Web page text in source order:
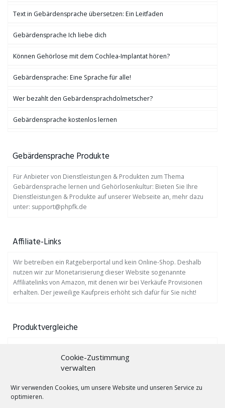
Cookie-Zustimmung
verwalten
Wir verwenden Cookies, um unsere Website und unseren Service zu
optimieren.
Text in Gebärdensprache übersetzen: Ein Leitfaden
Gebärdensprache Ich liebe dich
Können Gehörlose mit dem Cochlea-Implantat hören?
Gebärdensprache: Eine Sprache für alle!
Wer bezahlt den Gebärdensprachdolmetscher?
Gebärdensprache kostenlos lernen
Gebärdensprache Produkte
Für Anbieter von Dienstleistungen & Produkten zum Thema
Gebärdensprache lernen und Gehörlosenkultur: Bieten Sie Ihre
Dienstleistungen & Produkte auf unserer Webseite an, mehr dazu
unter: support@phpfk.de
Affiliate-Links
Wir betreiben ein Ratgeberportal und kein Online-Shop. Deshalb
nutzen wir zur Monetarisierung dieser Website sogenannte
Affiliatelinks von Amazon, mit denen wir bei Verkäufe Provisionen
erhalten. Der jeweilige Kaufpreis erhöht sich dafür für Sie nicht!
Produktvergleiche
Gebärdensprache lernen mit Bücher!
Hörgeräte-Trockenbox